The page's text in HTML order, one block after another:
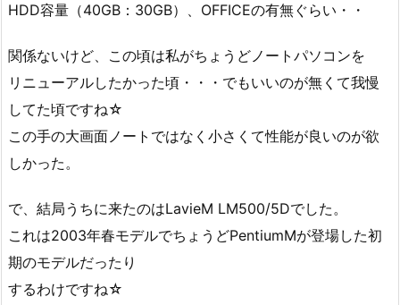
HDD容量（40GB：30GB）、OFFICEの有無ぐらい・・
関係ないけど、この頃は私がちょうどノートパソコンを
リニューアルしたかった頃・・・でもいいのが無くて我慢
してた頃ですね☆
この手の大画面ノートではなく小さくて性能が良いのが欲
しかった。
で、結局うちに来たのはLavieM LM500/5Dでした。
これは2003年春モデルでちょうどPentiumMが登場した初
期のモデルだったり
するわけですね☆